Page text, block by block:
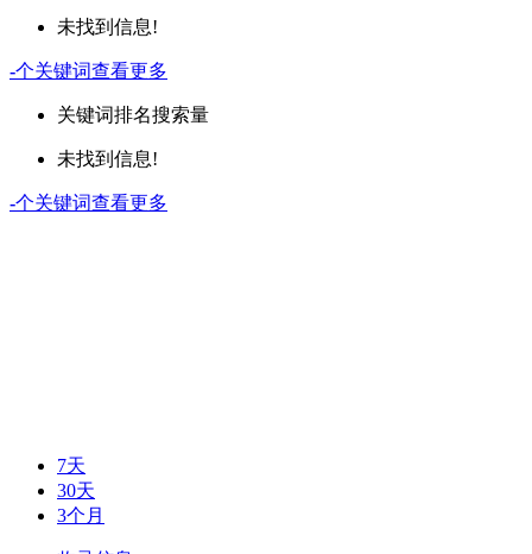
未找到信息!
-个关键词查看更多
关键词排名搜索量
未找到信息!
-个关键词查看更多
7天
30天
3个月